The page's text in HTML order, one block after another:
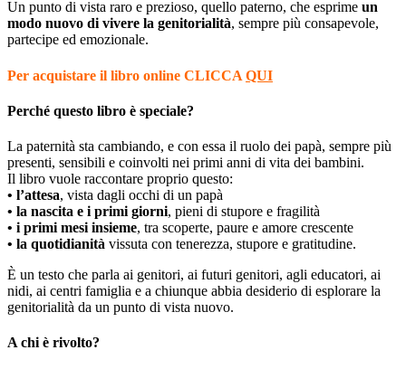
Un punto di vista raro e prezioso, quello paterno, che esprime un
modo nuovo di vivere la genitorialità, sempre più consapevole,
partecipe ed emozionale.
Per acquistare il libro online CLICCA QUI
Perché questo libro è speciale?
La paternità sta cambiando, e con essa il ruolo dei papà, sempre più
presenti, sensibili e coinvolti nei primi anni di vita dei bambini.
Il libro vuole raccontare proprio questo:
• l’attesa, vista dagli occhi di un papà
• la nascita e i primi giorni, pieni di stupore e fragilità
• i primi mesi insieme, tra scoperte, paure e amore crescente
• la quotidianità vissuta con tenerezza, stupore e gratitudine.
È un testo che parla ai genitori, ai futuri genitori, agli educatori, ai
nidi, ai centri famiglia e a chiunque abbia desiderio di esplorare la
genitorialità da un punto di vista nuovo.
A chi è rivolto?